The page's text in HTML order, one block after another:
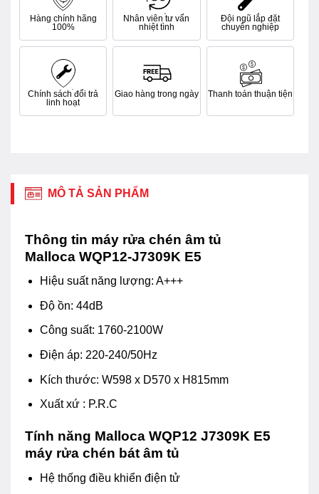
Hàng chính hãng
100%
Nhân viên tư vấn
nhiệt tình
Đội ngũ lắp đặt
chuyên nghiệp
Chính sách đổi trả
linh hoạt
Giao hàng trong ngày Thanh toán thuận tiện
MÔ TẢ SẢN PHẨM
Thông tin máy rửa chén âm tủ
Malloca WQP12-J7309K E5
Hiệu suất năng lượng: A+++
Độ ồn: 44dB
Công suất: 1760-2100W
Điện áp: 220-240/50Hz
Kích thước: W598 x D570 x H815mm
Xuất xứ : P.R.C
Tính năng Malloca WQP12 J7309K E5
máy rửa chén bát âm tủ
Hệ thống điều khiển điện tử